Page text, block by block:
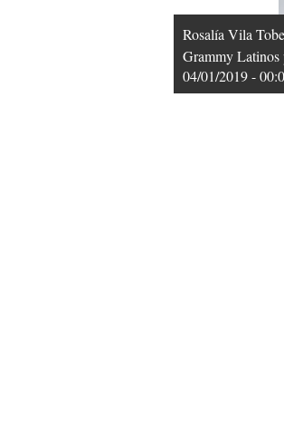
Rosalía Vila
Grammy Latinos
04/01/2019 -